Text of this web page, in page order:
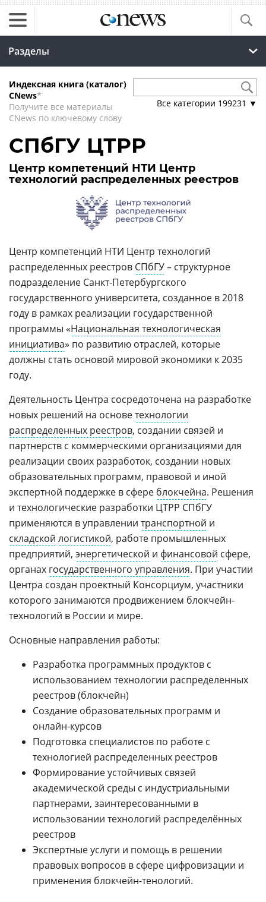
Разделы
Индексная книга (каталог)
CNews*
Получите все материалы
CNews по ключевому слову
Все категории 199231 ▼
СПбГУ ЦТРР
Центр компетенций НТИ Центр
технологий распределенных реестров
Центр компетенций НТИ Центр технологий
распределенных реестров СПбГУ– структурное
подразделение Санкт-Петербургского
государственного университета, созданное в 2018
году в рамках реализации государственной
программы «Национальная технологическая
инициатива» по развитию отраслей, которые
должны стать основой мировой экономики к 2035
году.
Деятельность Центра сосредоточена на разработке
новых решений на основетехнологии
распределенных реестров, создании связей и
партнерств с коммерческими организациями для
реализации своих разработок, создании новых
образовательных программ, правовой и иной
экспертной поддержке в сфере блокчейна. Решения
и технологические разработки ЦТРР СПбГУ
применяются в управлении транспортной и
складской логистикой, работе промышленных
предприятий, энергетической и финансовой сфере,
органах государственного управления. При участии
Центра создан проектный Консорциум, участники
которого занимаются продвижением блокчейн-
технологий в России и мире.
Основные направления работы:
Разработка программных продуктов с
использованием технологии распределенных
реестров (блокчейн)
Создание образовательных программ и
онлайн-курсов
Подготовка специалистов по работе с
технологией распределенных реестров
Формирование устойчивых связей
академической среды с индустриальными
партнерами, заинтересованными в
использовании технологий распределённых
реестров
Экспертные услуги и помощь в решении
правовых вопросов в сфере цифровизации и
применения блокчейн-тенологий.